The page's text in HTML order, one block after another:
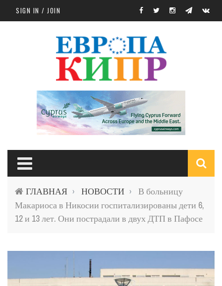
Skip to main content
SIGN IN / JOIN
ГЛАВНАЯ › НОВОСТИ ›
В больницу
Макариоса в Никосии госпитализированы дети 6,
12 и 13 лет. Они пострадали в двух ДТП в Пафосе